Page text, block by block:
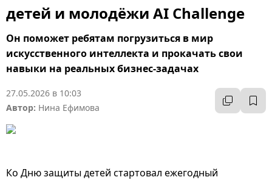
детей и молодёжи AI Challenge
Он поможет ребятам погрузиться в мир
искусственного интеллекта и прокачать свои
навыки на реальных бизнес-задачах
27.05.2026 в 10:03
Автор: Нина Ефимова
Ко Дню защиты детей стартовал ежегодный